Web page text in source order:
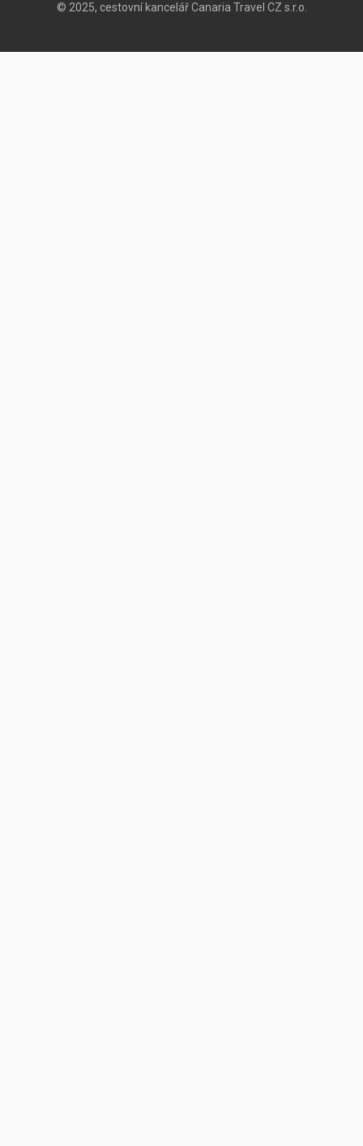
© 2025, cestovní kancelář Canaria Travel CZ s.r.o.